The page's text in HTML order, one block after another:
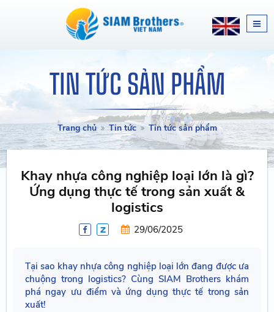
TIN TỨC SẢN PHẨM
Trang chủ Tin tức Tin tức sản phẩm
Khay nhựa công nghiệp loại lớn là gì?
Ứng dụng thực tế trong sản xuất &
logistics
29/06/2025
Tại sao khay nhựa công nghiệp loại lớn đang được ưa
chuộng trong logistics? Cùng SIAM Brothers khám
phá ngay ưu điểm và ứng dụng thực tế trong sản
xuất!